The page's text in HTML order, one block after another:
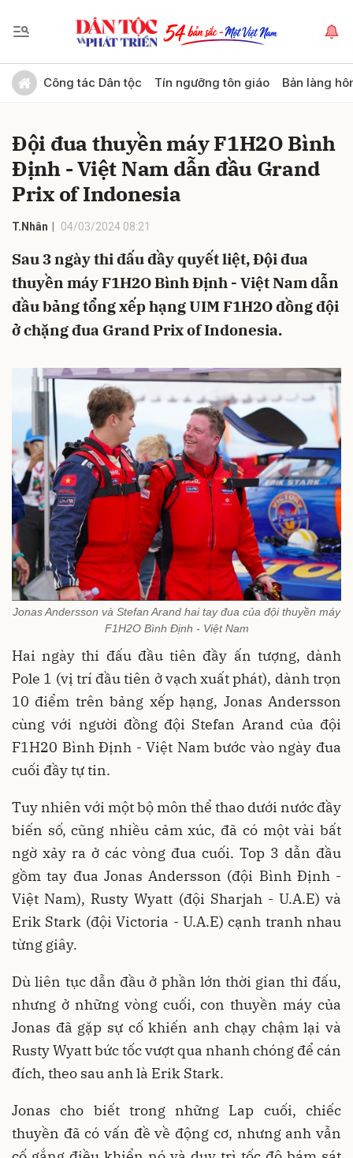
Công tác Dân tộc Tín ngưỡng tôn giáo Bản làng
Đội đua thuyền máy F1H2O Bình
Định - Việt Nam dẫn đầu Grand
Prix of Indonesia
T.Nhân 04/03/2024 08:21
Sau 3 ngày thi đấu đầy quyết liệt, Đội đua
thuyền máy F1H2O Bình Định - Việt Nam dẫn
đầu bảng tổng xếp hạng UIM F1H2O đồng đội
ở chặng đua Grand Prix of Indonesia.
Jonas Andersson và Stefan Arand hai tay đua của đội thuyền máy
F1H2O Bình Định - Việt Nam
Hai ngày thi đấu đầu tiên đầy ấn tượng, dành
Pole 1 (vị trí đầu tiên ở vạch xuất phát), dành trọn
10 điểm trên bảng xếp hạng, Jonas Andersson
cùng với người đồng đội Stefan Arand của đội
F1H20 Bình Định - Việt Nam bước vào ngày đua
cuối đầy tự tin.
Tuy nhiên với một bộ môn thể thao dưới nước đầy
biến số, cũng nhiều cảm xúc, đã có một vài bất
ngờ xảy ra ở các vòng đua cuối. Top 3 dẫn đầu
gồm tay đua Jonas Andersson (đội Bình Định -
Việt Nam), Rusty Wyatt (đội Sharjah - U.A.E) và
Erik Stark (đội Victoria - U.A.E) cạnh tranh nhau
từng giây.
Dù liên tục dẫn đầu ở phần lớn thời gian thi đấu,
nhưng ở những vòng cuối, con thuyền máy của
Jonas đã gặp sự cố khiến anh chạy chậm lại và
Rusty Wyatt bức tốc vượt qua nhanh chóng để cán
đích, theo sau anh là Erik Stark.
Jonas cho biết trong những Lap cuối, chiếc
thuyền đã có vấn đề về động cơ, nhưng anh vẫn
Gửi bình luận